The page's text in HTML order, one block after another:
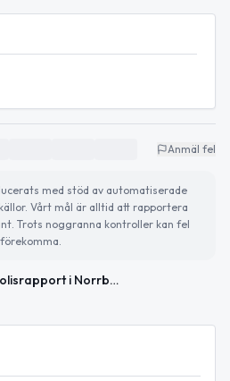
Anmäl fel
med stöd av automatiserade
Vårt mål är alltid att rapportera
Trots noggranna kontroller kan fel
förekomma.
Nattens polisrapport i Norrbotten: omhändertaganden, rattfylleri och singelolycka